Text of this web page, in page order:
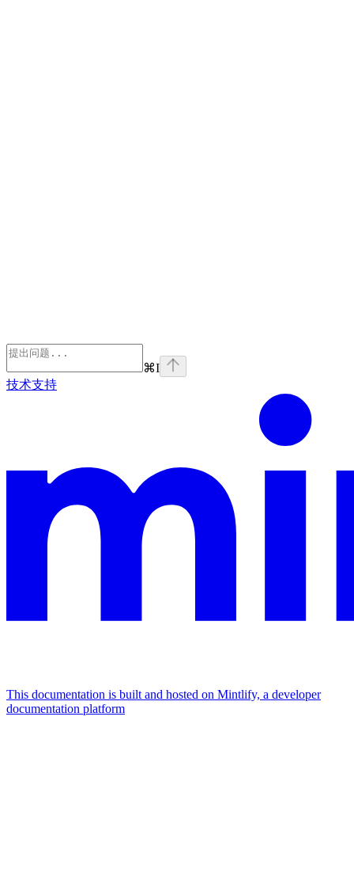
⌘I
技术支持
This documentation is built and hosted on Mintlify, a developer
documentation platform